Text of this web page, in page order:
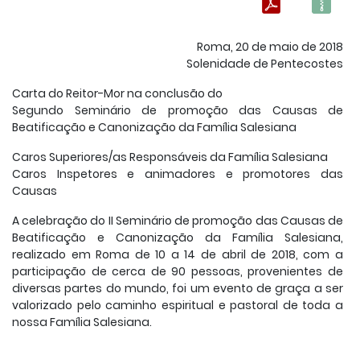
Roma, 20 de maio de 2018
Solenidade de Pentecostes
Carta do Reitor-Mor na conclusão do
Segundo Seminário de promoção das Causas de
Beatificação e Canonização da Família Salesiana
Caros Superiores/as Responsáveis da Família Salesiana
Caros Inspetores e animadores e promotores das
Causas
A celebração do II Seminário de promoção das Causas de
Beatificação e Canonização da Família Salesiana,
realizado em Roma de 10 a 14 de abril de 2018, com a
participação de cerca de 90 pessoas, provenientes de
diversas partes do mundo, foi um evento de graça a ser
valorizado pelo caminho espiritual e pastoral de toda a
nossa Família Salesiana.